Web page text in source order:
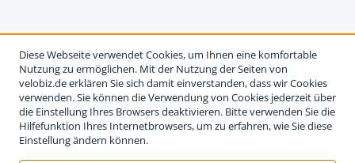
Diese Webseite verwendet Cookies, um Ihnen eine komfortable
Nutzung zu ermöglichen. Mit der Nutzung der Seiten von
velobiz.de erklären Sie sich damit einverstanden, dass wir Cookies
verwenden. Sie können die Verwendung von Cookies jederzeit über
die Einstellung Ihres Browsers deaktivieren. Bitte verwenden Sie die
Hilfefunktion Ihres Internetbrowsers, um zu erfahren, wie Sie diese
Einstellung ändern können.